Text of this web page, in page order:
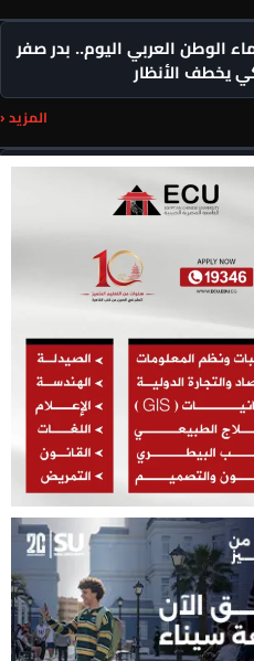
الوطن العربي اليوم.. بدر صفر
يخطف الأنظار
المزيد ‹
يكرم رموزاً مؤثرة ويدعو
.. حين يصبح الذكاء الاصطناعي
التأمل بالاستهلاك؟
المزيد ‹
الاتحاد الأوروبي يضع
أوقفوا الهجمات فورًا
والعالمية